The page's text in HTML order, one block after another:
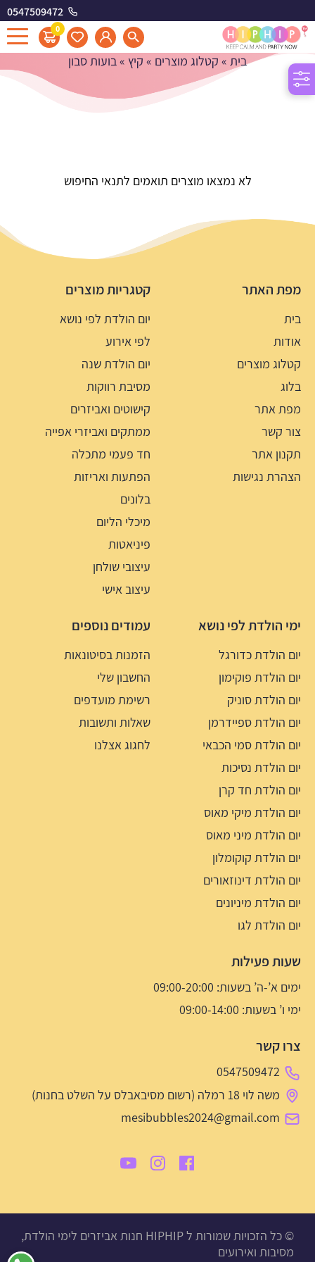
0547509472
0 בועות סבון
בית » קטלוג מוצרים » קיץ »בועות סבון
לא נמצאו מוצרים תואמים לתנאי החיפוש
מפת האתר
בית
אודות
קטלוג מוצרים
בלוג
מפת אתר
צור קשר
תקנון אתר
הצהרת נגישות
קטגריות מוצרים
יום הולדת לפי נושא
לפי אירוע
יום הולדת שנה
מסיבת רווקות
קישוטים ואביזרים
ממתקים ואביזרי אפייה
חד פעמי מתכלה
הפתעות ואריזות
בלונים
מיכלי הליום
פיניאטות
עיצובי שולחן
עיצוב אישי
ימי הולדת לפי נושא
יום הולדת כדורגל
יום הולדת פוקימון
יום הולדת סוניק
יום הולדת ספיידרמן
יום הולדת סמי הכבאי
יום הולדת נסיכות
יום הולדת חד קרן
יום הולדת מיקי מאוס
יום הולדת מיני מאוס
יום הולדת קוקומלון
יום הולדת דינוזאורים
יום הולדת מיניונים
יום הולדת לגו
עמודים נוספים
הזמנות בסיטונאות
החשבון שלי
רשימת מועדפים
שאלות ותשובות
לחגוג אצלנו
שעות פעילות
ימים א’-ה’ בשעות: 09:00-20:00
ימי ו’ בשעות: 09:00-14:00
צרו קשר
0547509472
משה לוי 18 רמלה (רשום מסיבאבלס על השלט בחנות)
mesibubbles2024@gmail.com
© כל הזכויות שמורות ל HIPHIP חנות אביזרים לימי הולדת,
מסיבות ואירועים